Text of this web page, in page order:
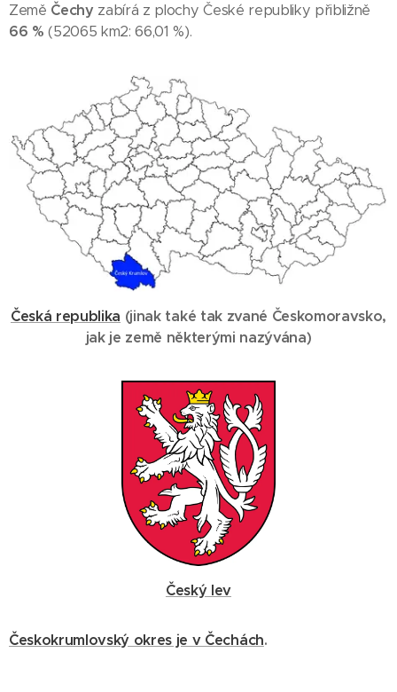
Země Čechy zabírá z plochy České republiky přibližně
66 % (52065 km2: 66,01 %).
Česká republika (jinak také tak zvané Českomoravsko,
jak je země některými nazývána)
Český lev
Českokrumlovský okres je v Čechách.